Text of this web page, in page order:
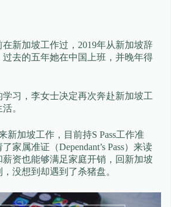
新加坡工作过，2019年从新加坡辞
去的五年她在中国上班，并晚年得
习，李女士决定再次奔赴新加坡工
。
新加坡工作，目前持S Pass工作准
家属准证（Dependant’s Pass）来读
资也能够满足家庭开销，回新加坡
没想到却遇到了杀猪盘。